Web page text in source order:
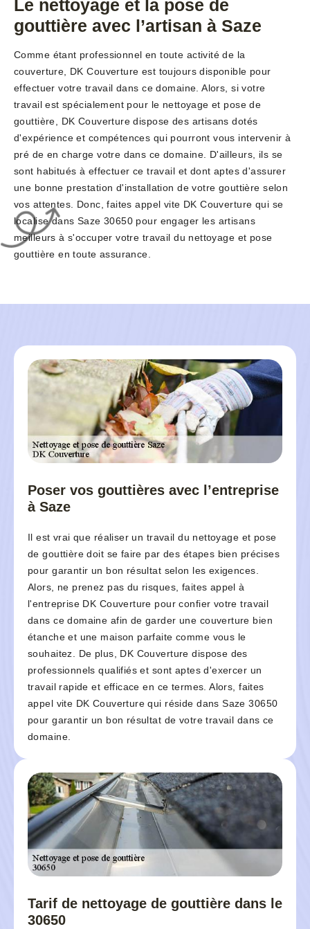
Le nettoyage et la pose de
gouttière avec l’artisan à Saze
Comme étant professionnel en toute activité de la
couverture, DK Couverture est toujours disponible pour
effectuer votre travail dans ce domaine. Alors, si votre
travail est spécialement pour le nettoyage et pose de
gouttière, DK Couverture dispose des artisans dotés
d'expérience et compétences qui pourront vous intervenir à
pré de en charge votre dans ce domaine. D'ailleurs, ils se
sont habitués à effectuer ce travail et dont aptes d'assurer
une bonne prestation d'installation de votre gouttière selon
vos attentes. Donc, faites appel vite DK Couverture qui se
localise dans Saze 30650 pour engager les artisans
meilleurs à s'occuper votre travail du nettoyage et pose
gouttière en toute assurance.
Poser vos gouttières avec l’entreprise
à Saze
Il est vrai que réaliser un travail du nettoyage et pose
de gouttière doit se faire par des étapes bien précises
pour garantir un bon résultat selon les exigences.
Alors, ne prenez pas du risques, faites appel à
l'entreprise DK Couverture pour confier votre travail
dans ce domaine afin de garder une couverture bien
étanche et une maison parfaite comme vous le
souhaitez. De plus, DK Couverture dispose des
professionnels qualifiés et sont aptes d'exercer un
travail rapide et efficace en ce termes. Alors, faites
appel vite DK Couverture qui réside dans Saze 30650
pour garantir un bon résultat de votre travail dans ce
domaine.
Tarif de nettoyage de gouttière dans le
30650